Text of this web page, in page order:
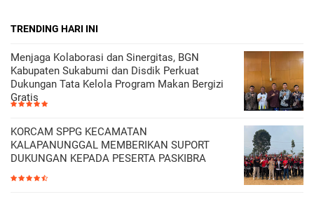
TRENDING HARI INI
Menjaga Kolaborasi dan Sinergitas, BGN
Kabupaten Sukabumi dan Disdik Perkuat
Dukungan Tata Kelola Program Makan Bergizi
Gratis
KORCAM SPPG KECAMATAN
KALAPANUNGGAL MEMBERIKAN SUPORT
DUKUNGAN KEPADA PESERTA PASKIBRA